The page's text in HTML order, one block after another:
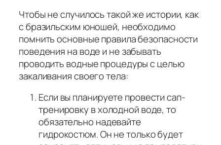
Чтобы не случилось такой же истории, как
с бразильским юношей, необходимо
помнить основные правила безопасности
поведения на воде и не забывать
проводить водные процедуры с целью
закаливания своего тела:
Если вы планируете провести сап-
тренировку в холодной воде, то
обязательно надевайте
гидрокостюм. Он не только будет